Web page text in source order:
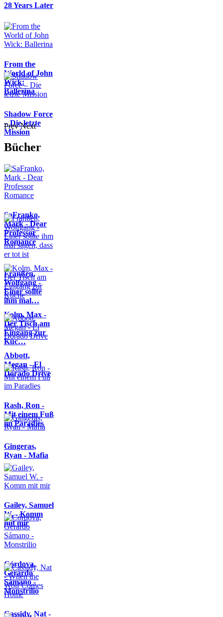
28 Years Later
From the
World of John
Wick:
Ballerina
Shadow Force
– Die letzte
Mission
Prev Next
Bücher
SaFranko,
Mark - Dear
Professor
Romance
Franßen,
Wolfgang -
Einer sollte
ihm mal…
Kolm, Max -
Der Tisch am
Eingang zur
Küc…
Abbott,
Megan - El
Dorado Drive
Rash, Ron -
Mit einem Fuß
im Paradies
Gingeras,
Ryan - Mafia
Gailey, Samuel
W. - Komm
mit mir
Córdova,
Gerardo
Sámano -
Monstrilio
Cassidy, Nat -